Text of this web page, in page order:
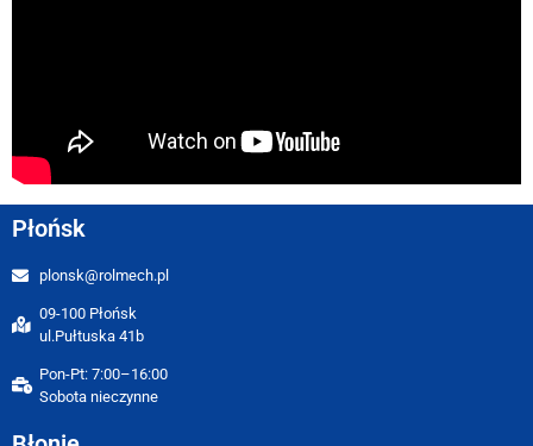
Płońsk
plonsk@rolmech.pl
09-100 Płońsk
ul.Pułtuska 41b
Pon-Pt: 7:00–16:00
Sobota nieczynne